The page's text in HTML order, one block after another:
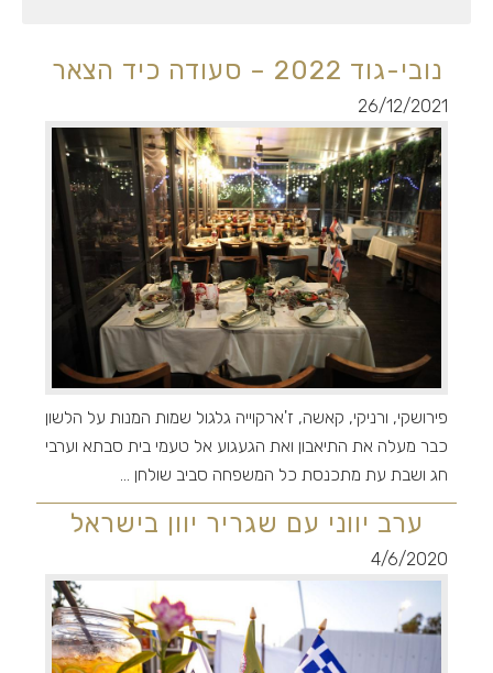
נובי-גוד 2022 – סעודה כיד הצאר
26/12/2021
פירושקי, ורניקי, קאשה, ז'ארקוייה גלגול שמות המנות על הלשון
כבר מעלה את התיאבון ואת הגעגוע אל טעמי בית סבתא וערבי
חג ושבת עת מתכנסת כל המשפחה סביב שולחן ...
ערב יווני עם שגריר יוון בישראל
4/6/2020